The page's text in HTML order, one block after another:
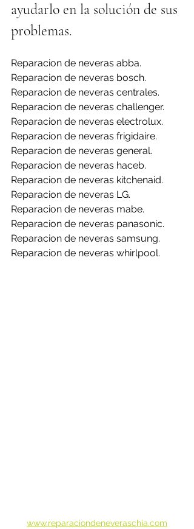
ayudarlo en la solución de sus
problemas.
Reparacion de neveras abba.
Reparacion de neveras bosch.
Reparacion de neveras centrales.
Reparacion de neveras challenger.
Reparacion de neveras electrolux.
Reparacion de neveras frigidaire.
Reparacion de neveras general.
Reparacion de neveras haceb.
Reparacion de neveras kitchenaid.
Reparacion de neveras LG.
Reparacion de neveras mabe.
Reparacion de neveras panasonic.
Reparacion de neveras samsung.
Reparacion de neveras whirlpool.
www.reparaciondeneveraschia.com